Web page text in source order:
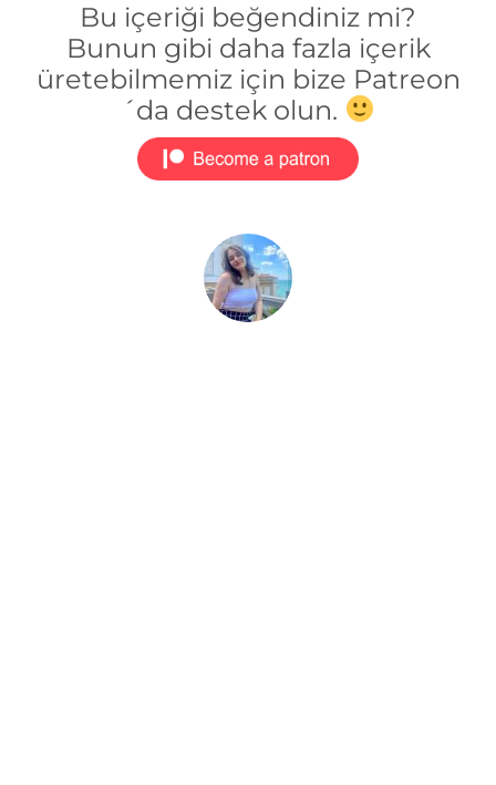
Bu içeriği beğendiniz mi?
Bunun gibi daha fazla içerik
üretebilmemiz için bize Patreon
´da destek olun.